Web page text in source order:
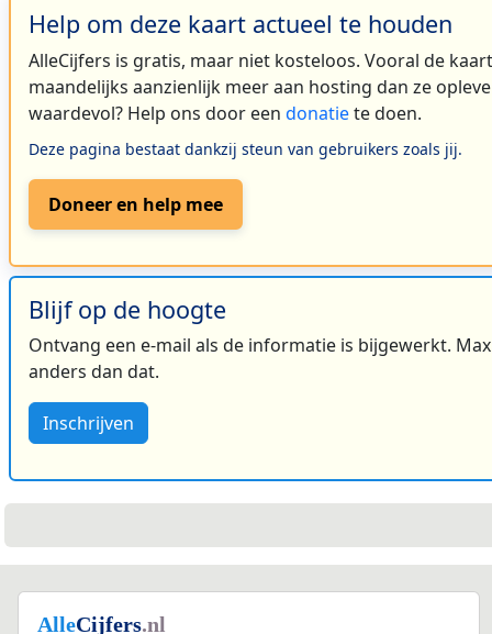
Help om deze kaart actueel te houden
AlleCijfers is gratis, maar niet kosteloos. Vooral de
maandelijks aanzienlijk meer aan hosting dan ze
waardevol? Help ons door een donatiete doen.
Deze pagina bestaat dankzij steun van gebruikers zoals jij.
Doneer en help mee
Blijf op de hoogte
Ontvang een e-mail als de informatie is bijgewerkt.
anders dan dat.
Inschrijven